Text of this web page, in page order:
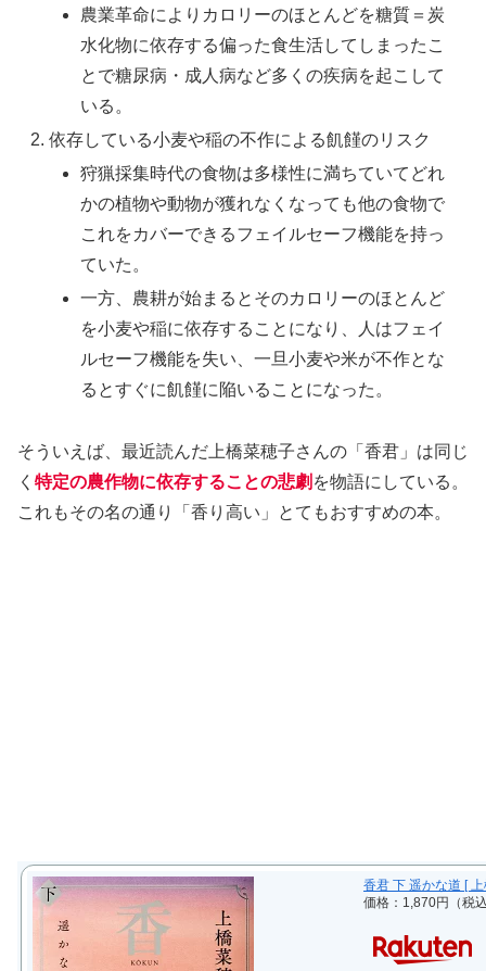
農業革命によりカロリーのほとんどを糖質＝炭
水化物に依存する偏った食生活してしまったこ
とで糖尿病・成人病など多くの疾病を起こして
いる。
依存している小麦や稲の不作による飢饉のリスク
狩猟採集時代の食物は多様性に満ちていてどれ
かの植物や動物が獲れなくなっても他の食物で
これをカバーできるフェイルセーフ機能を持っ
ていた。
一方、農耕が始まるとそのカロリーのほとんど
を小麦や稲に依存することになり、人はフェイ
ルセーフ機能を失い、一旦小麦や米が不作とな
るとすぐに飢饉に陥いることになった。
そういえば、最近読んだ上橋菜穂子さんの「香君」は同じ
く 特定の農作物に依存することの悲劇 を物語にしている。
これもその名の通り「香り高い」とてもおすすめの本。
香君 下 遥かな道 [
価格：1,870円（税